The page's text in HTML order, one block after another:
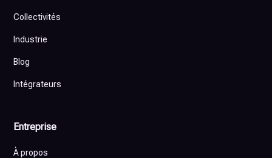
Collectivités
Industrie
Blog
Intégrateurs
Entreprise
À propos